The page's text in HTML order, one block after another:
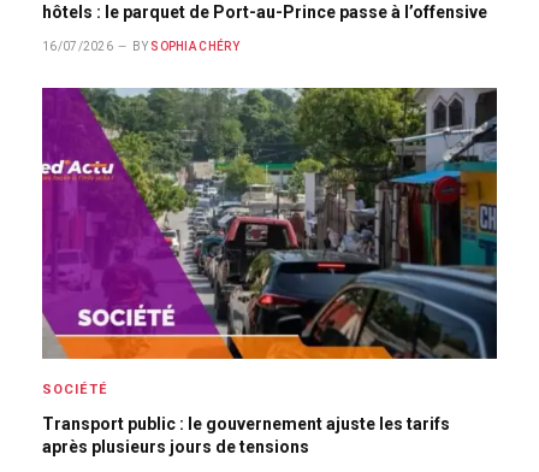
hôtels : le parquet de Port-au-Prince passe à l’offensive
16/07/2026 BY SOPHIA CHÉRY
SOCIÉTÉ
Transport public : le gouvernement ajuste les tarifs
après plusieurs jours de tensions